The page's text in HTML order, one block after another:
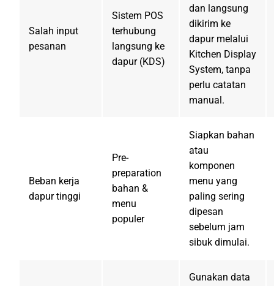
Salah input
pesanan
Sistem POS
terhubung
langsung ke
dapur (KDS)
dan langsung
dikirim ke
dapur melalui
Kitchen Display
System, tanpa
perlu catatan
manual.
Beban kerja
dapur tinggi
Pre-
preparation
bahan &
menu
populer
Siapkan bahan
atau
komponen
menu yang
paling sering
dipesan
sebelum jam
sibuk dimulai.
Gunakan data